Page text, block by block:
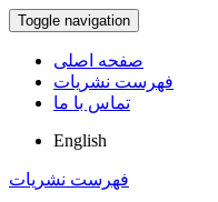
Toggle navigation
صفحه اصلی
فهرست نشریات
تماس با ما
English
فهرست نشریات